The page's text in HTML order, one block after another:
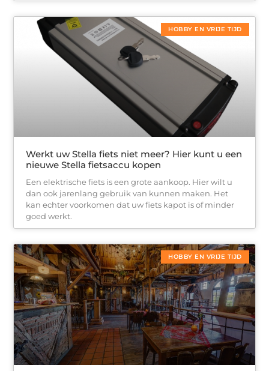
HOBBY EN VRIJE TIJD
Werkt uw Stella fiets niet meer? Hier kunt u een
nieuwe Stella fietsaccu kopen
Een elektrische fiets is een grote aankoop. Hier wilt u
dan ook jarenlang gebruik van kunnen maken. Het
kan echter voorkomen dat uw fiets kapot is of minder
goed werkt.
HOBBY EN VRIJE TIJD